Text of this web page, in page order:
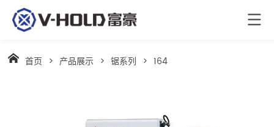
首页 > 产品展示 > 锯系列 > 164